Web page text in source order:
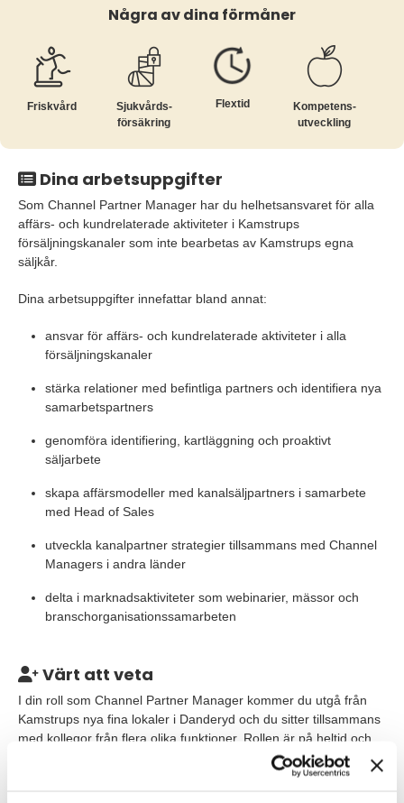
Några av dina förmåner
Friskvård
Sjukvårds­
försäkring
Flextid
Kompetens­
utveckling
Dina arbetsuppgifter
Som Channel Partner Manager har du helhetsansvaret för alla
affärs- och kundrelaterade aktiviteter i Kamstrups
försäljningskanaler som inte bearbetas av Kamstrups egna
säljkår.
Dina arbetsuppgifter innefattar bland annat:
ansvar för affärs- och kundrelaterade aktiviteter i alla
försäljningskanaler
stärka relationer med befintliga partners och identifiera nya
samarbetspartners
genomföra identifiering, kartläggning och proaktivt
säljarbete
skapa affärsmodeller med kanalsäljpartners i samarbete
med Head of Sales
utveckla kanalpartner strategier tillsammans med Channel
Managers i andra länder
delta i marknadsaktiviteter som webinarier, mässor och
branschorganisationssamarbeten
Värt att veta
I din roll som Channel Partner Manager kommer du utgå från
Kamstrups nya fina lokaler i Danderyd och du sitter tillsammans
med kollegor från flera olika funktioner. Rollen är på heltid och
Kamstrup tillämpar hybridarbete. Resor både inom Sverige och
internationellt, med övernattningar, är en naturlig del av tjänsten.